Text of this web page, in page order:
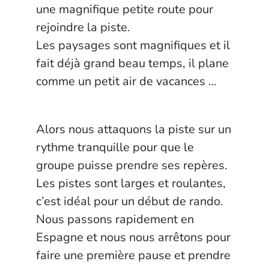
une magnifique petite route pour
rejoindre la piste.
Les paysages sont magnifiques et il
fait déjà grand beau temps, il plane
comme un petit air de vacances …
Alors nous attaquons la piste sur un
rythme tranquille pour que le
groupe puisse prendre ses repères.
Les pistes sont larges et roulantes,
c’est idéal pour un début de rando.
Nous passons rapidement en
Espagne et nous nous arrêtons pour
faire une première pause et prendre